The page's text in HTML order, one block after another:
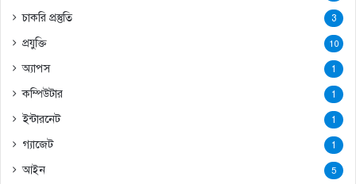
চাকরি প্রস্তুতি 3
প্রযুক্তি 10
অ্যাপস 1
কম্পিউটার 1
ইন্টারনেট 1
গ্যাজেট 1
আইন 5